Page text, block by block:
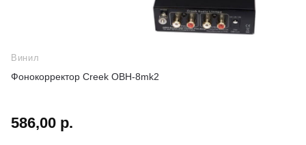
Винил
Фонокорректор Creek OBH-8mk2
586,00 р.